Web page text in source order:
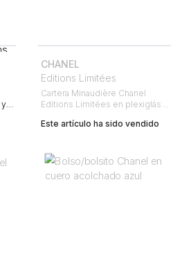
y
CHANEL
Editions Limitées
Cartera Minaudière Chanel
Editions Limitées en plexiglás
Este artículo ha sido vendido